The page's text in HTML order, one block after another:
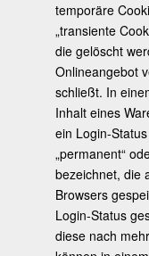
temporäre
„transiente
die gelöscht
Onlineangebot
schließt. In
Inhalt eines
ein Login-
„permanent“
bezeichnet, die
Browsers
Login-Status
diese nach